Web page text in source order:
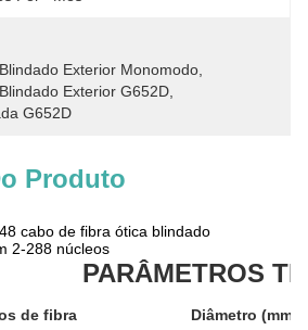
Exterior Monomodo
Exterior G652D
G652D
Produto
cabo de fibra ótica blindado
2-288 núcleos
PARÂMETROS
de fibra Diâmetro (mm)